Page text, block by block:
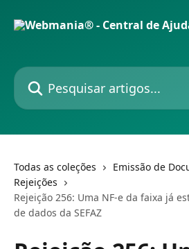
Pesquisar artigos...
Todas as coleções
Emissão de
Rejeições
Rejeição 256: Uma NF-e da faixa já
de dados da SEFAZ